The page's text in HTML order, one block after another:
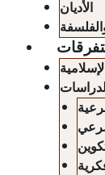
الأديان